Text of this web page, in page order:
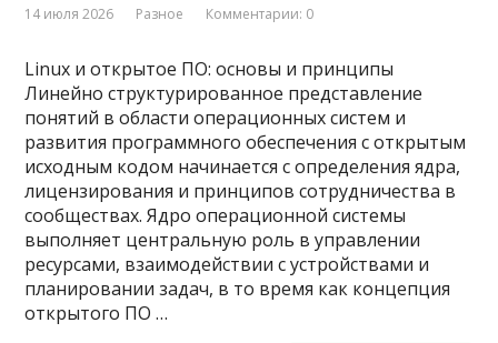
14 июля 2026 Разное Комментарии: 0
Linux и открытое ПО: основы и принципы
Линейно структурированное представление
понятий в области операционных систем и
развития программного обеспечения с открытым
исходным кодом начинается с определения ядра,
лицензирования и принципов сотрудничества в
сообществах. Ядро операционной системы
выполняет центральную роль в управлении
ресурсами, взаимодействии с устройствами и
планировании задач, в то время как концепция
открытого ПО …